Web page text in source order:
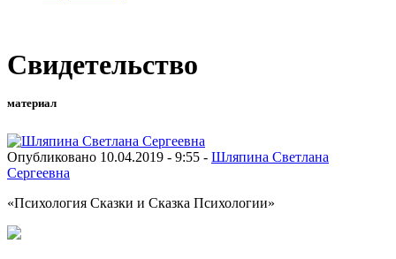
Свидетельство
материал
Опубликовано 10.04.2019 - 9:55 - Шляпина Светлана
Сергеевна
«Психология Сказки и Сказка Психологии»